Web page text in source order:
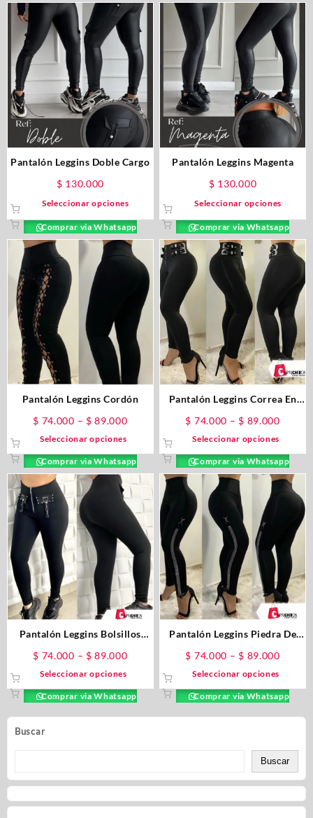
Buscar
Buscar
Pantalón Leggins Doble Cargo
$ 130.000
Seleccionar opciones
Comprar via Whatsapp
Pantalón Leggins Magenta
$ 130.000
Seleccionar opciones
Comprar via Whatsapp
Pantalón Leggins Cordón
$ 74.000 – $ 89.000
Seleccionar opciones
Comprar via Whatsapp
Pantalón Leggins Correa En
Costados
$ 74.000 – $ 89.000
Seleccionar opciones
Comprar via Whatsapp
Pantalón Leggins Bolsillos
$ 74.000 – $ 89.000
Seleccionar opciones
Comprar via Whatsapp
Pantalón Leggins Piedra De
$ 74.000 – $ 89.000
Seleccionar opciones
Comprar via Whatsapp